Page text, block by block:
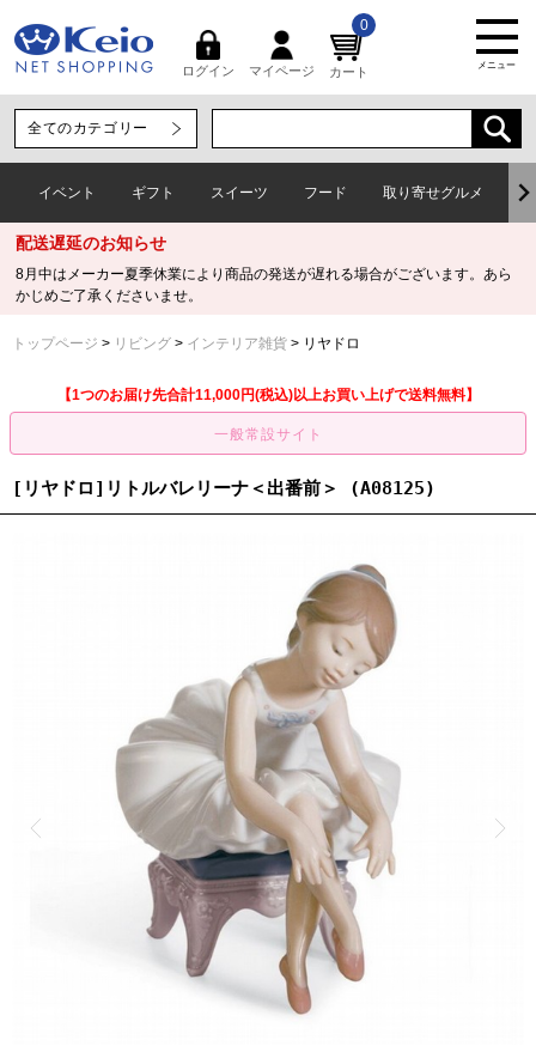
ログイン マイページ カート
0
メニュー
イベント ギフト スイーツ フード 取り寄せグルメ
配送遅延のお知らせ
8月中はメーカー夏季休業により商品の発送が遅れる場合がございます。あら
かじめご了承くださいませ。
トップページ リビング インテリア雑貨 リヤドロ
【1つのお届け先合計11,000円(税込)以上お買い上げで送料無料】
[リヤドロ]リトルバレリーナ＜出番前＞ (A08125)